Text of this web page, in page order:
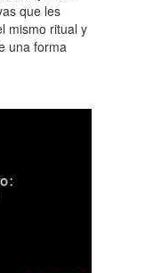
que les
mismo ritual y
una forma